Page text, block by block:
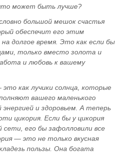
может быть лучше?
большой мешок счастья
обеспечит его этим
долгое время. Это как если бы
только вместо золота и
и любовь к вашему
как лучики солнца, которые
вашего маленького
энергией и здоровьем. А теперь
цикория. Если бы у цикория
сети, его бы зафолловили все
— это не только вкусная
пользы. Она богата